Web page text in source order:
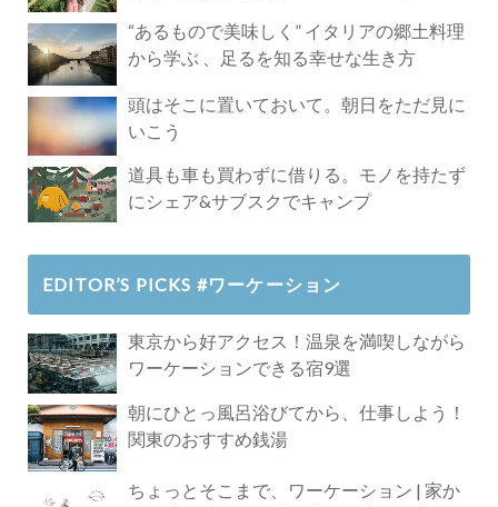
“あるもので美味しく” イタリアの郷土料理
から学ぶ 、足るを知る幸せな生き方
頭はそこに置いておいて。朝日をただ見に
いこう
道具も車も買わずに借りる。モノを持たず
にシェア&サブスクでキャンプ
EDITOR’S PICKS #ワーケーション
東京から好アクセス！温泉を満喫しながら
ワーケーションできる宿9選
朝にひとっ風呂浴びてから、仕事しよう！
関東のおすすめ銭湯
ちょっとそこまで、ワーケーション | 家か